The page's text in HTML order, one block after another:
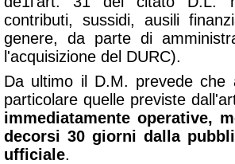
contributi, sussidi, ausili
genere, da parte di
l'acquisizione del DURC).
Da ultimo il D.M. prevede che
particolare quelle previste
immediatamente operative,
decorsi 30 giorni dalla
ufficiale.